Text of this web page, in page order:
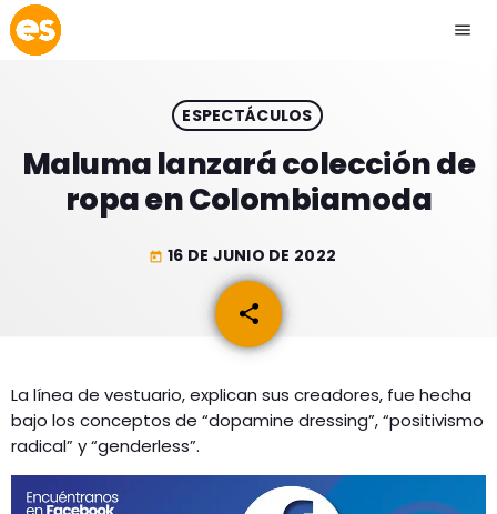
menu
play_arrow EMISIÓN LA PAZ
EMISIÓN COCHABAMBA
ACTUALIDAD
ESPECTÁCULOS
GEEKERS
LOS + TOP
PROGRAMACIÓN
INICIO
ESPECTÁCULOS
Maluma lanzará colección de
ropa en Colombiamoda
today 16 DE JUNIO DE 2022
share
email
La línea de vestuario, explican sus creadores, fue hecha
bajo los conceptos de “dopamine dressing”, “positivismo
radical” y “genderless”.